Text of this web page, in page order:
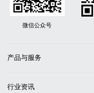
微信公众号
产品与服务
行业资讯